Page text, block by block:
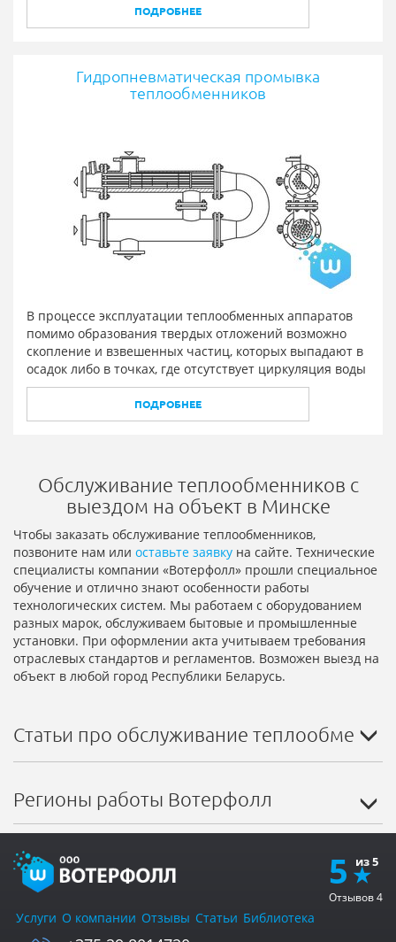
ПОДРОБНЕЕ
Гидропневматическая промывка
теплообменников
В процессе эксплуатации теплообменных аппаратов
помимо образования твердых отложений возможно
скопление и взвешенных частиц, которых выпадают в
осадок либо в точках, где отсутствует циркуляция воды
ПОДРОБНЕЕ
Обслуживание теплообменников с
выездом на объект в Минске
Чтобы заказать обслуживание теплообменников,
позвоните нам или оставьте заявку на сайте. Технические
специалисты компании «Вотерфолл» прошли специальное
обучение и отлично знают особенности работы
технологических систем. Мы работаем с оборудованием
разных марок, обслуживаем бытовые и промышленные
установки. При оформлении акта учитываем требования
отраслевых стандартов и регламентов. Возможен выезд на
объект в любой город Республики Беларусь.
Статьи про обслуживание
Регионы работы Вотерфолл
5
Отзывов4
Услуги О компании Отзывы Статьи Библиотека